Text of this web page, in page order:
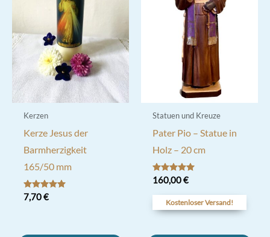
Kerzen
Kerze Jesus der
Barmherzigkeit
165/50 mm
Bewertet mit
5.00
7,70€
Statuen und Kreuze
Pater Pio – Statue in
Holz – 20 cm
Bewertet mit
von 5
160,00€
Kostenloser Versand!